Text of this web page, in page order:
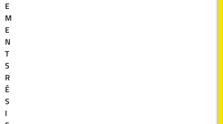
E
M
E
N
T
S
R
É
S
I